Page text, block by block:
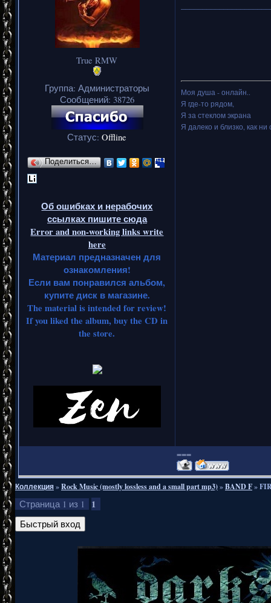
True RMW
Группа: Администраторы
Сообщений: 38726
Статус:Offline
Поделиться…
Об ошибках и нерабочих
ссылках пишите сюда
Error and non-working links write
here
Материал предназначен для
ознакомления!
Если вам понравился альбом,
купите диск в магазине.
The material is intended for review!
If you liked the album, buy the CD in
the store.
Моя душа - онлайн..
Я где-то рядом,
Я за стеклом экрана
Я далеко и близко, как ни
===
Коллекция»Rock Music (mostly lossless and a small part mp3)»BAND F»
Страница 1 из 1 1